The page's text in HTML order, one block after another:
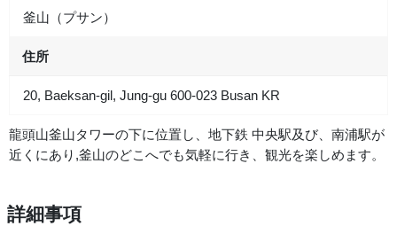
釜山（プサン）
住所
20, Baeksan-gil, Jung-gu 600-023 Busan KR
龍頭山釜山タワーの下に位置し、地下鉄 中央駅及び、南浦駅が
近くにあり,釜山のどこへでも気軽に行き、観光を楽しめます。
詳細事項